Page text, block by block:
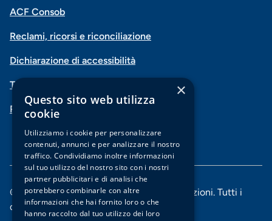
Menu
social
Facebook
InstagramVimeo
Menu
navigazione
piè
di
pagina
ACF Consob
Reclami, ricorsi e riconciliazione
Dichiarazione di accessibilità
Trasparenza
PSD2-Open Banking
© 2025 Banca di Piacenza soc. coop. per azioni. Tutti i
diritti riservati.
×
Questo sito web utilizza
cookie
Utilizziamo i cookie per personalizzare
contenuti, annunci e per analizzare il nostro
traffico. Condividiamo inoltre informazioni
sul tuo utilizzo del nostro sito con i nostri
partner pubblicitari e di analisi che
potrebbero combinarle con altre
informazioni che hai fornito loro o che
hanno raccolto dal tuo utilizzo dei loro